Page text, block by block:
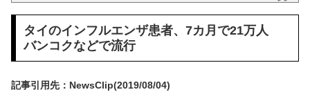
タイのインフルエンザ患者、7カ月で21万人
バンコクなどで流行
記事引用先：NewsClip(2019/08/04)